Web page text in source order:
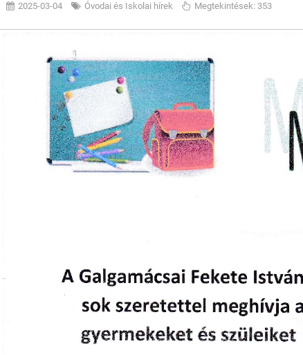
2025-03-04 Óvodai és Iskolai hírek Megtekintések: 353